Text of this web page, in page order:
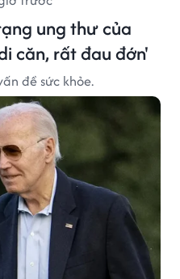
ung thư của
căn, rất đau đớn'
đề sức khỏe.